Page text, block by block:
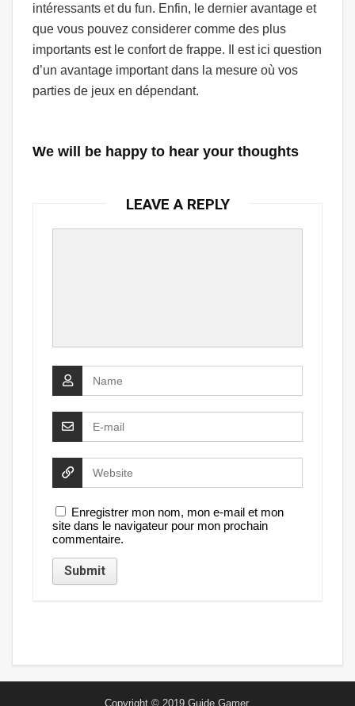
intéressants et du fun. Enfin, le dernier avantage et
que vous pouvez considerer comme des plus
importants est le confort de frappe. Il est ici question
d’un avantage important dans la mesure où vos
parties de jeux en dépendant.
We will be happy to hear your thoughts
LEAVE A REPLY
Enregistrer mon nom, mon e-mail et mon
site dans le navigateur pour mon prochain
commentaire.
Copyright © 2019 Guide Gamer.